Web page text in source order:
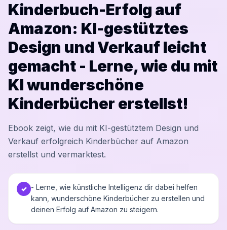
Kinderbuch-Erfolg auf
Amazon: KI-gestütztes
Design und Verkauf leicht
gemacht - Lerne, wie du mit
KI wunderschöne
Kinderbücher erstellst!
Ebook zeigt, wie du mit KI-gestütztem Design und
Verkauf erfolgreich Kinderbücher auf Amazon
erstellst und vermarktest.
✓ - Lerne, wie künstliche Intelligenz dir dabei helfen
kann, wunderschöne Kinderbücher zu erstellen und
deinen Erfolg auf Amazon zu steigern.